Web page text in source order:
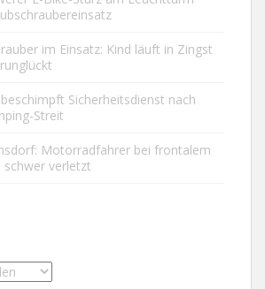
im Einsatz: Kind läuft in Zingst
Sicherheitsdienst nach
Streit
Motorradfahrer bei frontalem
verletzt